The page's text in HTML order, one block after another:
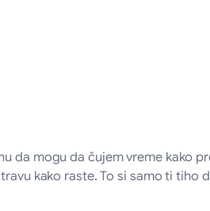
da mogu da čujem vreme
kako raste. To si samo ti tiho